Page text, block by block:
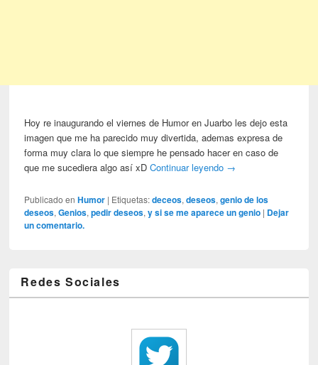
Hoy re inaugurando el viernes de Humor en Juarbo les dejo esta
imagen que me ha parecido muy divertida, ademas expresa de
forma muy clara lo que siempre he pensado hacer en caso de
que me sucediera algo así xDContinuar leyendo →
Publicado en Humor | Etiquetas: deceos,deseos,genio de los
deseos,Genios,pedir deseos,y si se me aparece un genio | Dejar
un comentario.
Redes Sociales